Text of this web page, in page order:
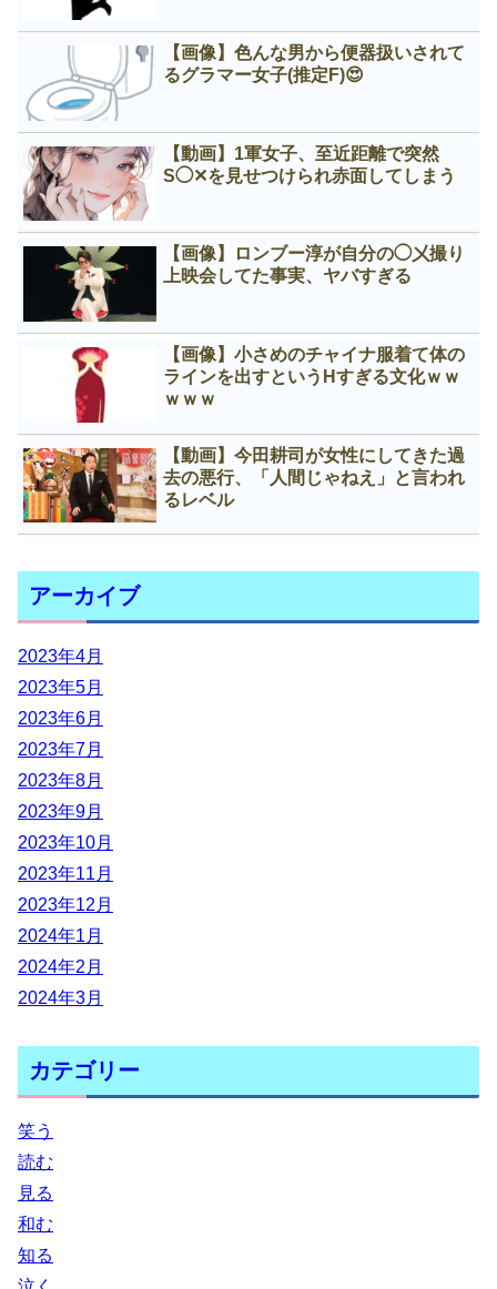
【画像】色んな男から便器扱いされて
るグラマー女子(推定F)😍
【動画】1軍女子、至近距離で突然
S◯✕を見せつけられ赤面してしまう
【画像】ロンブー淳が自分の◯㐅撮り
上映会してた事実、ヤバすぎる
【画像】小さめのチャイナ服着て体の
ラインを出すというНすぎる文化ｗｗ
ｗｗｗ
【動画】今田耕司が女性にしてきた過
去の悪行、「人間じゃねえ」と言われ
るレベル
アーカイブ
2023年4月
2023年5月
2023年6月
2023年7月
2023年8月
2023年9月
2023年10月
2023年11月
2023年12月
2024年1月
2024年2月
2024年3月
カテゴリー
笑う
読む
見る
和む
知る